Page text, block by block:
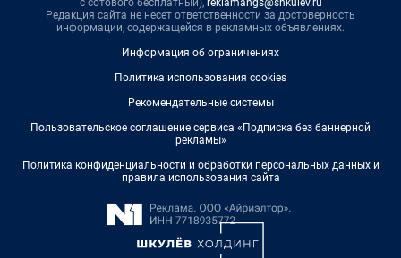
с сотового бесплатный), reklamangs@shkulev.ru
Редакция сайта не несет ответственности за достоверность
информации, содержащейся в рекламных объявлениях.
Информация об ограничениях
Политика использования cookies
Рекомендательные системы
Пользовательское соглашение сервиса «Подписка без баннерной
рекламы»
Политика конфиденциальности и обработки персональных данных и
правила использования сайта